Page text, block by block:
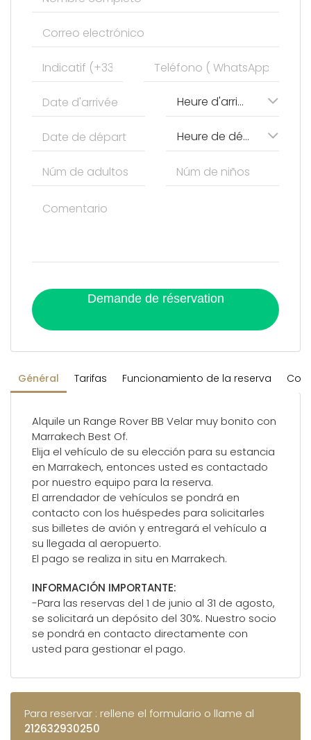
Général Tarifas Funcionamiento de la reserva
Alquile un Range Rover BB Velar muy bonito con
Marrakech Best Of.
Elija el vehículo de su elección para su estancia
en Marrakech, entonces usted es contactado
por nuestro equipo para la reserva.
El arrendador de vehículos se pondrá en
contacto con los huéspedes para solicitarles
sus billetes de avión y entregará el vehículo a
su llegada al aeropuerto.
El pago se realiza in situ en Marrakech.
INFORMACIÓN IMPORTANTE:
-Para las reservas del 1 de junio al 31 de agosto,
se solicitará un depósito del 30%. Nuestro socio
se pondrá en contacto directamente con
usted para gestionar el pago.
Para reservar : rellene el formulario o llame al
212632930250
Heure d'arrivée
Heure de départ
Demande de réservation